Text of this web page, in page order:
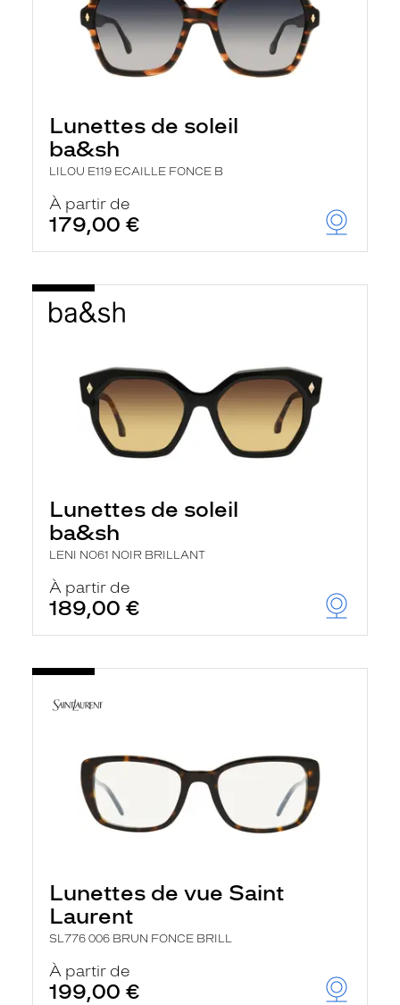
Lunettes de soleil
ba&sh
LILOU E119 ECAILLE FONCE B
À partir de
179,00 €
Lunettes de soleil
ba&sh
LENI NO61 NOIR BRILLANT
À partir de
189,00 €
Lunettes de vue Saint
Laurent
SL776 006 BRUN FONCE BRILL
À partir de
199,00 €